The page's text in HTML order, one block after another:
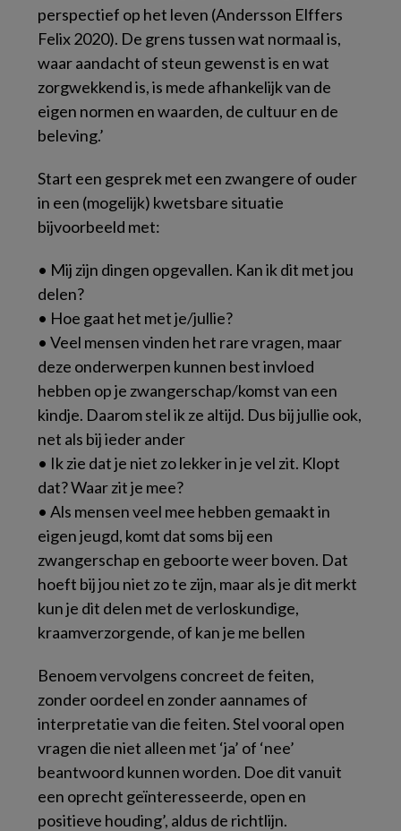
perspectief op het leven (Andersson Elffers
Felix 2020). De grens tussen wat normaal is,
waar aandacht of steun gewenst is en wat
zorgwekkend is, is mede afhankelijk van de
eigen normen en waarden, de cultuur en de
beleving.’
Start een gesprek met een zwangere of ouder
in een (mogelijk) kwetsbare situatie
bijvoorbeeld met:
• Mij zijn dingen opgevallen. Kan ik dit met jou
delen?
• Hoe gaat het met je/jullie?
• Veel mensen vinden het rare vragen, maar
deze onderwerpen kunnen best invloed
hebben op je zwangerschap/komst van een
kindje. Daarom stel ik ze altijd. Dus bij jullie ook,
net als bij ieder ander
• Ik zie dat je niet zo lekker in je vel zit. Klopt
dat? Waar zit je mee?
• Als mensen veel mee hebben gemaakt in
eigen jeugd, komt dat soms bij een
zwangerschap en geboorte weer boven. Dat
hoeft bij jou niet zo te zijn, maar als je dit merkt
kun je dit delen met de verloskundige,
kraamverzorgende, of kan je me bellen
Benoem vervolgens concreet de feiten,
zonder oordeel en zonder aannames of
interpretatie van die feiten. Stel vooral open
vragen die niet alleen met ‘ja’ of ‘nee’
beantwoord kunnen worden. Doe dit vanuit
een oprecht geïnteresseerde, open en
positieve houding’, aldus de richtlijn.